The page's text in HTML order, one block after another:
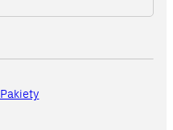
Pakiety